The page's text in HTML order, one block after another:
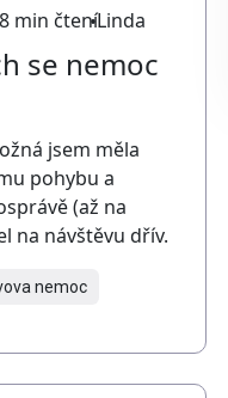
8 min čteníLinda
se nemoc
jsem měla
pohybu a
(až na
na návštěvu dřív.
nemoc